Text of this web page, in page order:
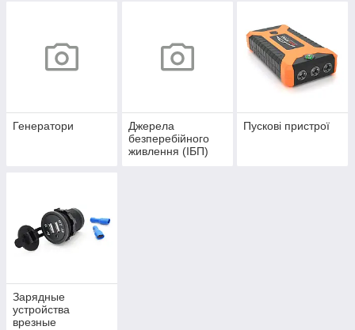
Генератори
Джерела
безперебійного
живлення (ІБП)
Пускові пристрої
Зарядные
устройства
врезные